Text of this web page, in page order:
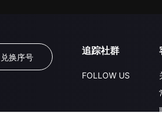
兑换序号
追踪社群
FOLLOW US